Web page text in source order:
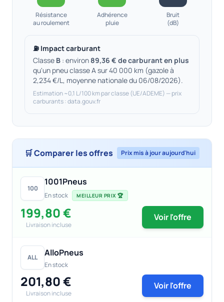
Résistance
au roulement
Adhérence
pluie
Bruit
(dB)
⛽ Impact carburant
Classe B : environ 89,36 € de carburant en plus
qu'un pneu classe A sur 40 000 km (gazole à
2,234 €/L, moyenne nationale du 06/08/2026).
Estimation ~0,1 L/100 km par classe (UE/ADEME) — prix
carburants : data.gouv.fr
🛒 Comparer les offres Prix mis à jour aujourd'hui
100
1001Pneus
En stock MEILLEUR PRIX 🏆
199,80 €
Livraison incluse
Voir l'offre
ALL AlloPneus
En stock
201,80 €
Livraison incluse
Voir l'offre